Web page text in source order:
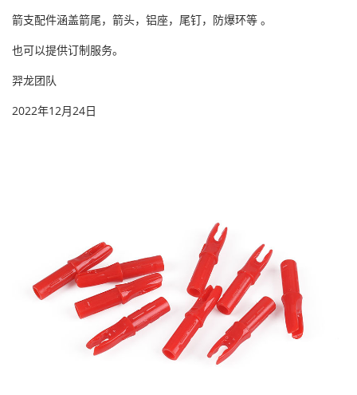
箭支配件涵盖箭尾，箭头，铝座，尾钉，防爆环等 。
也可以提供订制服务。
羿龙团队
2022年12月24日